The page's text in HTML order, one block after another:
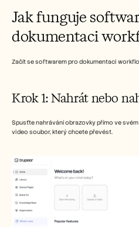
Jak funguje
dokumentaci
Začít se softwarem pro dokumentaci
Krok 1: Nahrát nebo
Spusťte nahrávání obrazovky přímo ve
video soubor, který chcete převést.